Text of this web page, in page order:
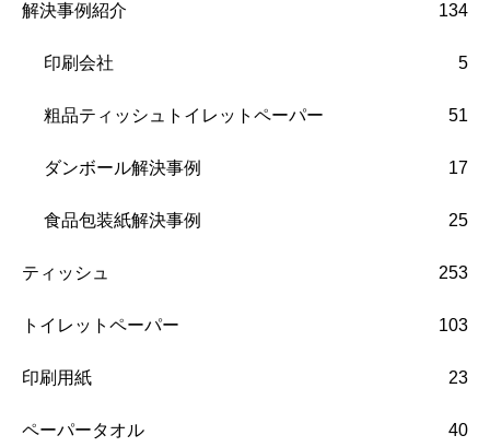
解決事例紹介 134
印刷会社 5
粗品ティッシュトイレットペーパー 51
ダンボール解決事例 17
食品包装紙解決事例 25
ティッシュ 253
トイレットペーパー 103
印刷用紙 23
ペーパータオル 40